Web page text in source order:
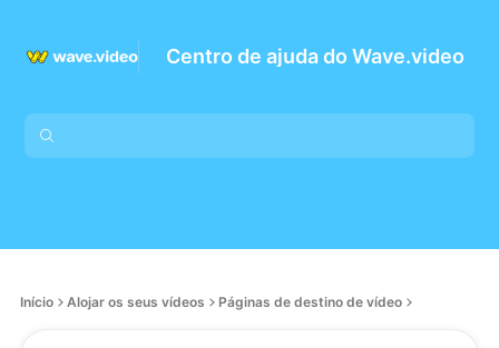
Centro de ajuda do Wave.video
Início Alojar os seus vídeos Páginas de destino de vídeo